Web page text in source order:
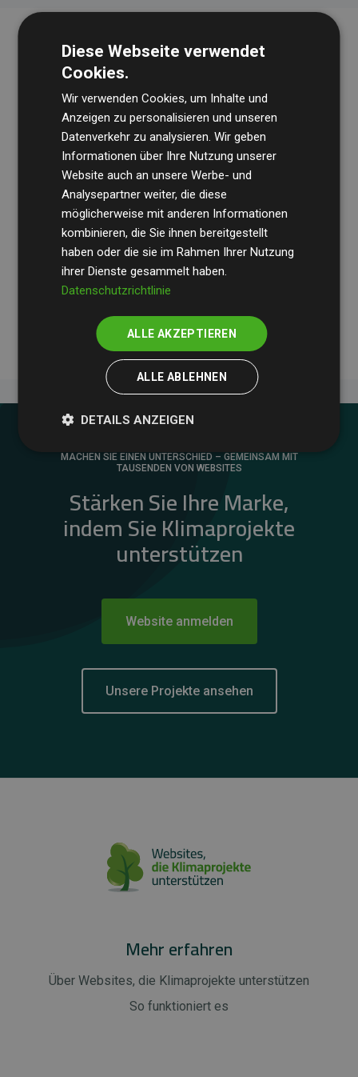
Die Wirtschaftsprüfungsgesellschaft BDOüberprüft
regelmäßig unsere Berechnungen und Methodik, um
Transparenz und Verlässlichkeit sicherzustellen.
Ihre Prüfungen belegen, dass unsere Investitionen in
Klimaschutzprojekte im Durchschnitt200 % der
geschätzten CO₂-Emissionender teilnehmenden
Websites kompensieren – ein klarer Nachweis für die
messbare Klimawirkung unseres Ansatzes.
MACHEN SIE EINEN UNTERSCHIED – GEMEINSAM MIT
TAUSENDEN VON WEBSITES
Stärken Sie Ihre Marke,
indem Sie Klimaprojekte
unterstützen
Website anmelden
Unsere Projekte ansehen
Mehr erfahren
Über Websites, die Klimaprojekte unterstützen
So funktioniert es
Diese Webseite verwendet
Cookies.
Wir verwenden Cookies, um Inhalte und
Anzeigen zu personalisieren und unseren
Datenverkehr zu analysieren. Wir geben
Informationen über Ihre Nutzung unserer
Website auch an unsere Werbe- und
Analysepartner weiter, die diese
möglicherweise mit anderen Informationen
kombinieren, die Sie ihnen bereitgestellt
haben oder die sie im Rahmen Ihrer Nutzung
ihrer Dienste gesammelt haben.
Datenschutzrichtlinie
ALLE AKZEPTIEREN
ALLE ABLEHNEN
DETAILS ANZEIGEN